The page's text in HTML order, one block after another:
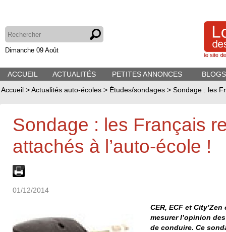
Dimanche 09 Août
ACCUEIL ACTUALITÉS PETITES ANNONCES
Accueil >Actualités auto-écoles > Études/sondages > Sondage : les
Sondage : les Français
attachés à l’auto-école !
01/12/2014
CER, ECF et
mesurer l’opinion
de conduire. Ce